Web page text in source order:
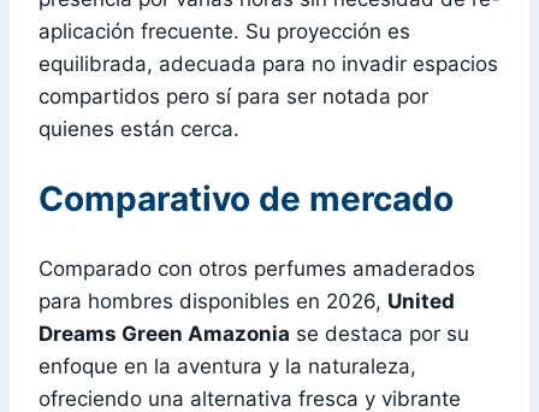
aplicación frecuente. Su proyección es
equilibrada, adecuada para no invadir espacios
compartidos pero sí para ser notada por
quienes están cerca.
Comparativo de mercado
Comparado con otros perfumes amaderados
para hombres disponibles en 2026, United
Dreams Green Amazonia se destaca por su
enfoque en la aventura y la naturaleza,
ofreciendo una alternativa fresca y vibrante